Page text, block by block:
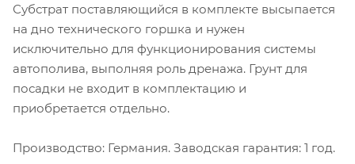
Субстрат поставляющийся в комплекте высыпается
на дно технического горшка и нужен
исключительно для функционирования системы
автополива, выполняя роль дренажа. Грунт для
посадки не входит в комплектацию и
приобретается отдельно.
Производство: Германия. Заводская гарантия: 1 год.